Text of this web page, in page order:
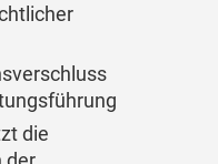
die